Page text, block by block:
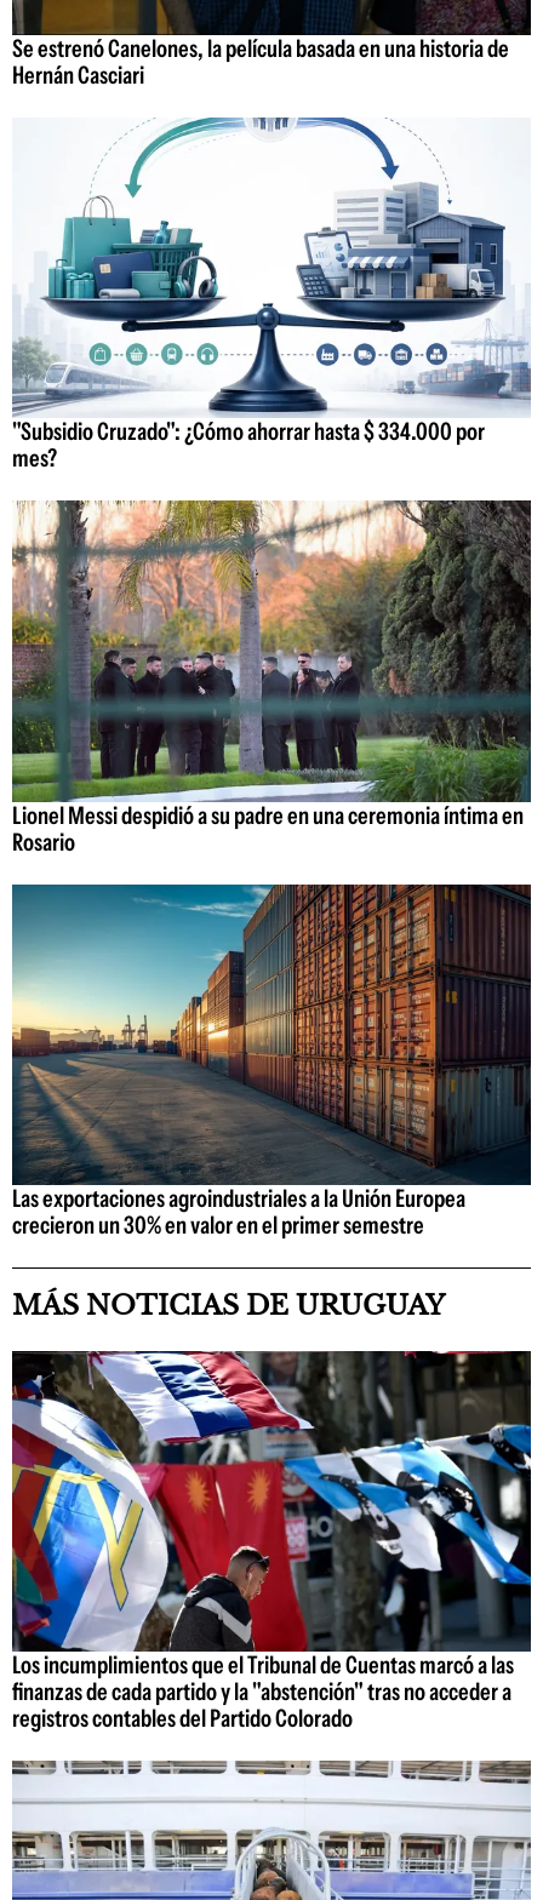
Se estrenó Canelones, la película basada en una historia de
Hernán Casciari
"Subsidio Cruzado": ¿Cómo ahorrar hasta $ 334.000 por
mes?
Lionel Messi despidió a su padre en una ceremonia íntima en
Rosario
Las exportaciones agroindustriales a la Unión Europea
crecieron un 30% en valor en el primer semestre
MÁS NOTICIAS DE URUGUAY
Los incumplimientos que el Tribunal de Cuentas marcó a las
finanzas de cada partido y la "abstención" tras no acceder a
registros contables del Partido Colorado